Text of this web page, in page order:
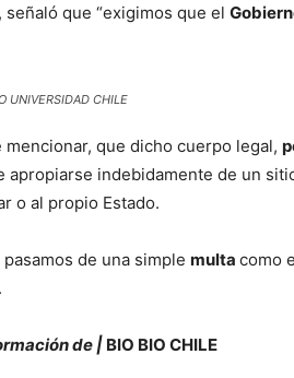
señaló que “exigimos que el
UNIVERSIDAD CHILE
mencionar, que dicho cuerpo legal,
apropiarse indebidamente de un
o al propio Estado.
pasamos de una simple multa como
de | BIO BIO CHILE